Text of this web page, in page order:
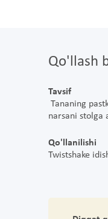
Qo'llash
Tavsif
Tananing
narsani stolga
Qo'llanilishi
Twistshake